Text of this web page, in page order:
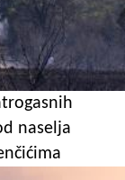
naselja